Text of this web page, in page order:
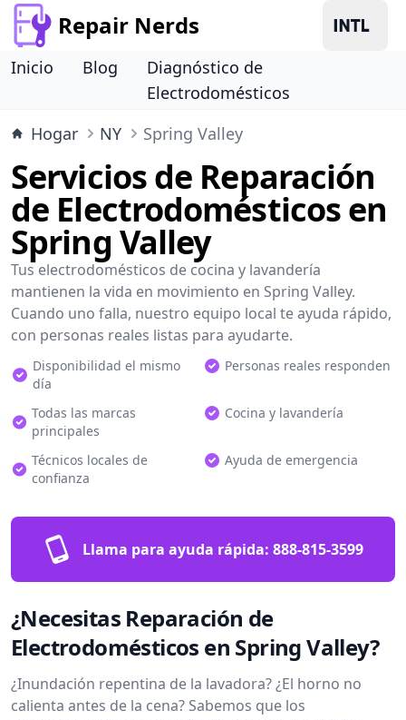
Repair Nerds
Inicio Blog
Diagnóstico de
Electrodomésticos
Hogar
NY Spring Valley
Servicios de Reparación
de Electrodomésticos en
Spring Valley
Tus electrodomésticos de cocina y lavandería
mantienen la vida en movimiento en Spring Valley.
Cuando uno falla, nuestro equipo local te ayuda rápido,
con personas reales listas para ayudarte.
Disponibilidad el mismo
día
Personas reales responden
Todas las marcas
principales
Cocina y lavandería
Técnicos locales de
confianza
Ayuda de emergencia
Llama para ayuda rápida: 888-815-3599
¿Necesitas Reparación de
Electrodomésticos en Spring Valley?
¿Inundación repentina de la lavadora? ¿El horno no
calienta antes de la cena? Sabemos que los